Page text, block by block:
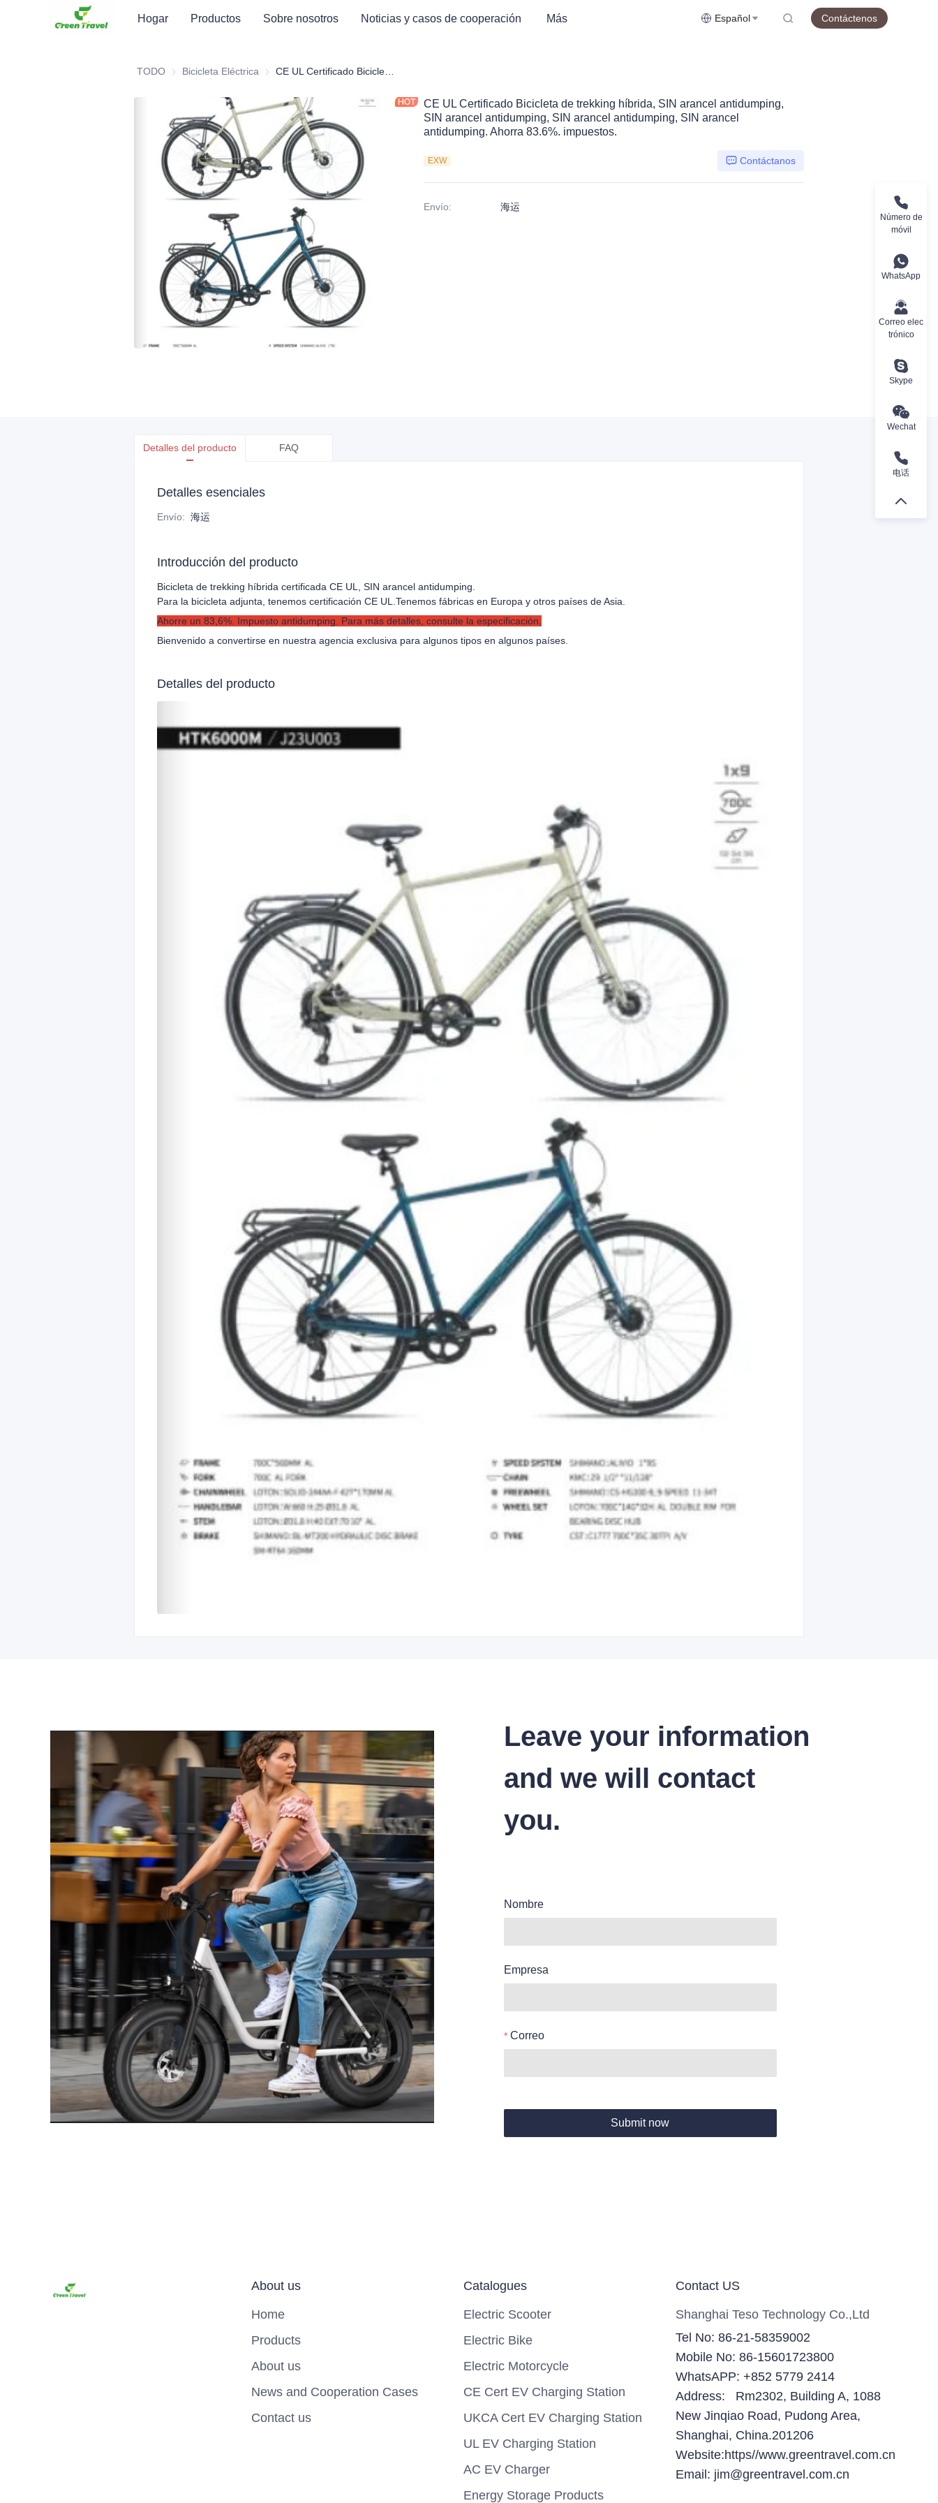
Hogar Productos Sobre nosotros Noticias y casos de cooperación Más Español Contáctenos
TODO Bicicleta Eléctrica Bicicleta Eléctrica
CE UL Certificado Bicicleta de trekking híbrida, SIN arancel antidumping,
SIN arancel antidumping, SIN arancel antidumping, SIN arancel
antidumping. Ahorra 83.6%. impuestos.
EXW Contáctanos
Envío: 海运
Detalles del producto FAQ
Detalles esenciales
Envío: 海运
Introducción del producto
Bicicleta de trekking híbrida certificada CE UL, SIN arancel antidumping.
Para la bicicleta adjunta, tenemos certificación CE UL. Tenemos fábricas en Europa y otros países de Asia.
Ahorre un 83,6%. Impuesto antidumping. Para más detalles, consulte la especificación.
Bienvenido a convertirse en nuestra agencia exclusiva para algunos tipos en algunos países.
Detalles del producto
Leave your information
and we will contact
you.
Nombre
Empresa
Correo
Submit now
About us
Home
Products
About us
News and Cooperation Cases
Contact us
Catalogues
Electric Scooter
Electric Bike
Electric Motorcycle
CE Cert EV Charging Station
UKCA Cert EV Charging Station
UL EV Charging Station
AC EV Charger
Energy Storage Products
Contact US
Shanghai Teso Technology Co.,Ltd
Tel No: 86-21-58359002
Mobile No: 86-15601723800
WhatsAPP: +852 5779 2414
Address: Rm2302, Building A, 1088
New Jinqiao Road, Pudong Area,
Shanghai, China.201206
Website:https//www.greentravel.com.cn
Email: jim@greentravel.com.cn
Número de
móvil
WhatsApp
Correo elec
trónico
Skype
Wechat
电话